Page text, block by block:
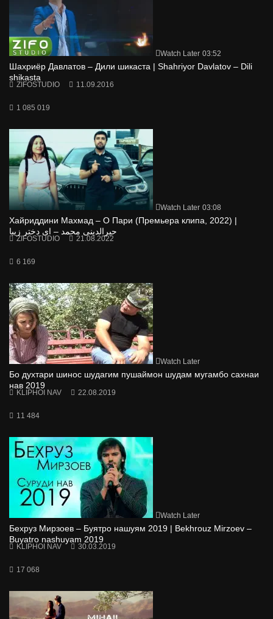
Watch Later 03:52
Шахриёр Давлатов – Дили шикаста | Shahriyor Davlatov – Dili
shikasta
ZIFOSTUDIO 11.09.2016
1 085 019
Watch Later 03:08
Хайриддини Махмад – О Пари (Премьера клипа, 2022) |
حیرالدینی محمد – ای دختر زیبا
ZIFOSTUDIO 21.08.2022
6 169
Watch Later
Бо духтари шинос шудагим пушаймон шудам мугамбо сахнаи
нав 2019
KLIPHOI NAV 22.08.2019
11 484
Watch Later
Бехруз Мирзоев – Буятро нашуям 2019 | Bekhrouz Mirzoev –
Buyatro nashuyam 2019
KLIPHOI NAV 30.03.2019
17 068